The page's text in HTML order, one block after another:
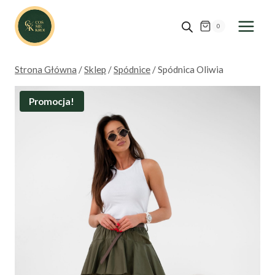
Przejdź
treści
0
Strona Główna /Sklep /Spódnice /Spódnica Oliwia
Promocja!